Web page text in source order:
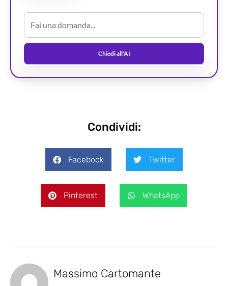
Chiedi all'AI
Condividi:
Facebook Twitter
Pinterest WhatsApp
Massimo Cartomante